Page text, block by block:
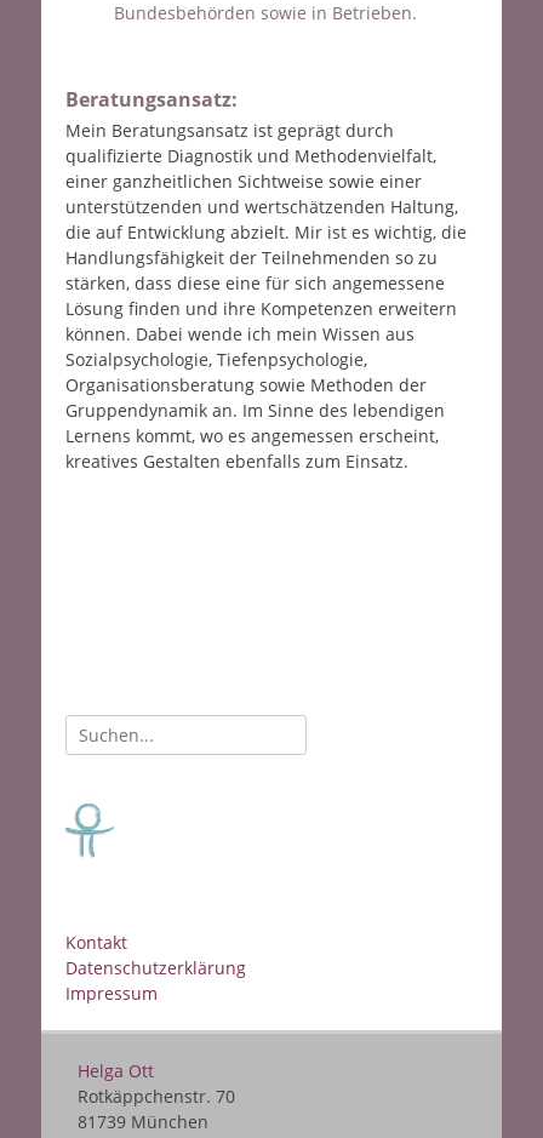
Bundesbehörden sowie in Betrieben.
Beratungsansatz:
Mein Beratungsansatz ist geprägt durch
qualifizierte Diagnostik und Methodenvielfalt,
einer ganzheitlichen Sichtweise sowie einer
unterstützenden und wertschätzenden Haltung,
die auf Entwicklung abzielt. Mir ist es wichtig, die
Handlungsfähigkeit der Teilnehmenden so zu
stärken, dass diese eine für sich angemessene
Lösung finden und ihre Kompetenzen erweitern
können. Dabei wende ich mein Wissen aus
Sozialpsychologie, Tiefenpsychologie,
Organisationsberatung sowie Methoden der
Gruppendynamik an. Im Sinne des lebendigen
Lernens kommt, wo es angemessen erscheint,
kreatives Gestalten ebenfalls zum Einsatz.
Suche
nach:
Kontakt
Datenschutzerklärung
Impressum
Helga Ott
Rotkäppchenstr. 70
81739 München